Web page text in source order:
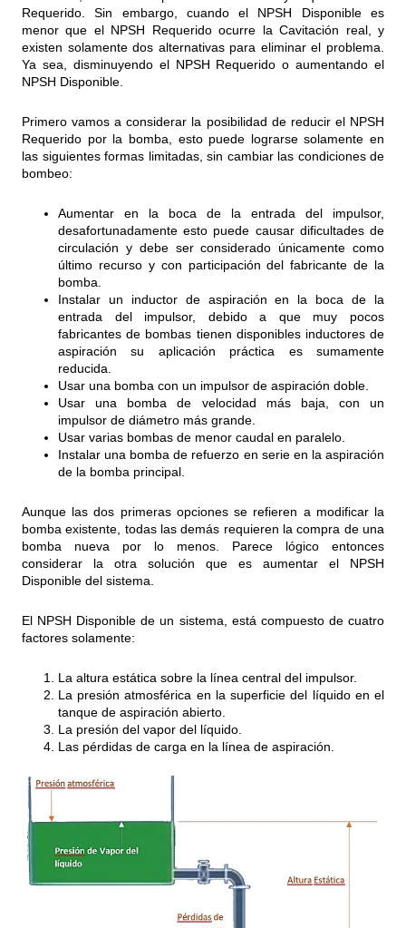
Requerido. Sin embargo, cuando el NPSH Disponible es
menor que el NPSH Requerido ocurre la Cavitación real, y
existen solamente dos alternativas para eliminar el problema.
Ya sea, disminuyendo el NPSH Requerido o aumentando el
NPSH Disponible.
Primero vamos a considerar la posibilidad de reducir el NPSH
Requerido por la bomba, esto puede lograrse solamente en
las siguientes formas limitadas, sin cambiar las condiciones de
bombeo:
Aumentar en la boca de la entrada del impulsor,
desafortunadamente esto puede causar dificultades de
circulación y debe ser considerado únicamente como
último recurso y con participación del fabricante de la
bomba.
Instalar un inductor de aspiración en la boca de la
entrada del impulsor, debido a que muy pocos
fabricantes de bombas tienen disponibles inductores de
aspiración su aplicación práctica es sumamente
reducida.
Usar una bomba con un impulsor de aspiración doble.
Usar una bomba de velocidad más baja, con un
impulsor de diámetro más grande.
Usar varias bombas de menor caudal en paralelo.
Instalar una bomba de refuerzo en serie en la aspiración
de la bomba principal.
Aunque las dos primeras opciones se refieren a modificar la
bomba existente, todas las demás requieren la compra de una
bomba nueva por lo menos. Parece lógico entonces
considerar la otra solución que es aumentar el NPSH
Disponible del sistema.
El NPSH Disponible de un sistema, está compuesto de cuatro
factores solamente:
La altura estática sobre la línea central del impulsor.
La presión atmosférica en la superficie del líquido en el
tanque de aspiración abierto.
La presión del vapor del líquido.
Las pérdidas de carga en la línea de aspiración.